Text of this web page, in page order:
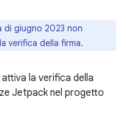
di giugno 2023 non
verifica della firma.
la verifica della
Jetpack nel progetto